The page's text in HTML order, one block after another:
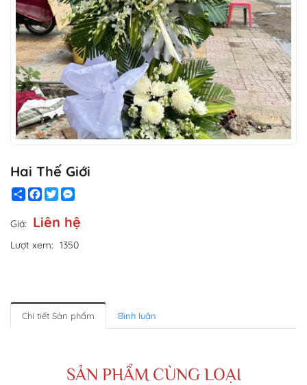
Hai Thế Giới
ShareFacebook
Twitter
Giá: Liên hệ
Lượt xem: 1350
Chi tiết Sản phẩm Bình luận
SẢN PHẨM CÙNG LOẠI